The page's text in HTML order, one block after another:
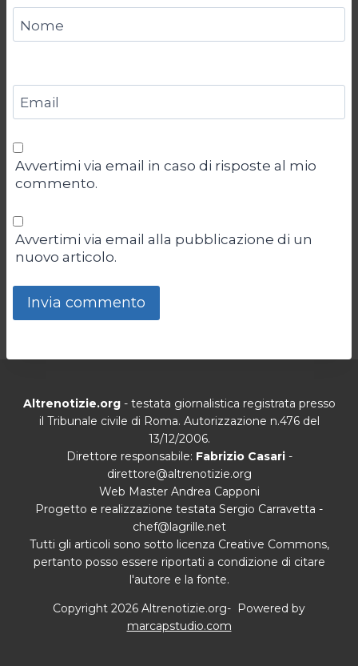
Nome
Email
Avvertimi via email in caso di risposte al mio
commento.
Avvertimi via email alla pubblicazione di un
nuovo articolo.
Altrenotizie.org- testata giornalistica registrata presso
il Tribunale civile di Roma. Autorizzazione n.476 del
13/12/2006.
Direttore responsabile: Fabrizio Casari-
direttore@altrenotizie.org
Web Master Andrea Capponi
Progetto e realizzazione testata Sergio Carravetta -
chef@lagrille.net
Tutti gli articoli sono sotto licenza Creative Commons,
pertanto posso essere riportati a condizione di citare
l'autore e la fonte.
Copyright 2026 Altrenotizie.org- Powered by
marcapstudio.com